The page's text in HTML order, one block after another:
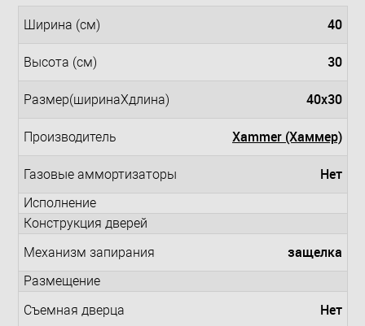
Ширина (см) 40
Высота (см) 30
Размер(ширинаXдлина) 40x30
Производитель Xammer (Хаммер)
Газовые аммортизаторы Нет
Исполнение
Конструкция дверей
Механизм запирания
защелка
Размещение
Съемная дверца
Нет